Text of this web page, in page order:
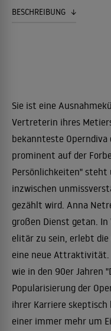
BESCHREIBUNG
Sie ist eine
Vertreterin ihres
bekannteste
prominent auf der
Persönlichkeiten"
inzwischen
gezählt wird. Anna
großen Dienst getan.
elitär zu sein, erlebt
eine neue Attraktivität.
wie in den 90er Jahren
Popularisierung der
ihrer Karriere
einer immer mehr um